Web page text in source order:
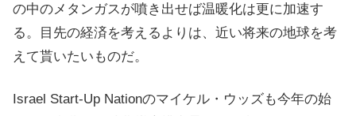
の中のメタンガスが噴き出せば温暖化は更に加速す
る。目先の経済を考えるよりは、近い将来の地球を考
えて貰いたいものだ。
Israel Start-Up Nationのマイケル・ウッズも今年の始